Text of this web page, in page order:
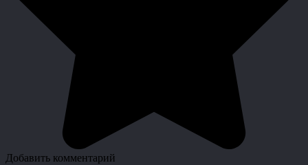
Добавить комментарий